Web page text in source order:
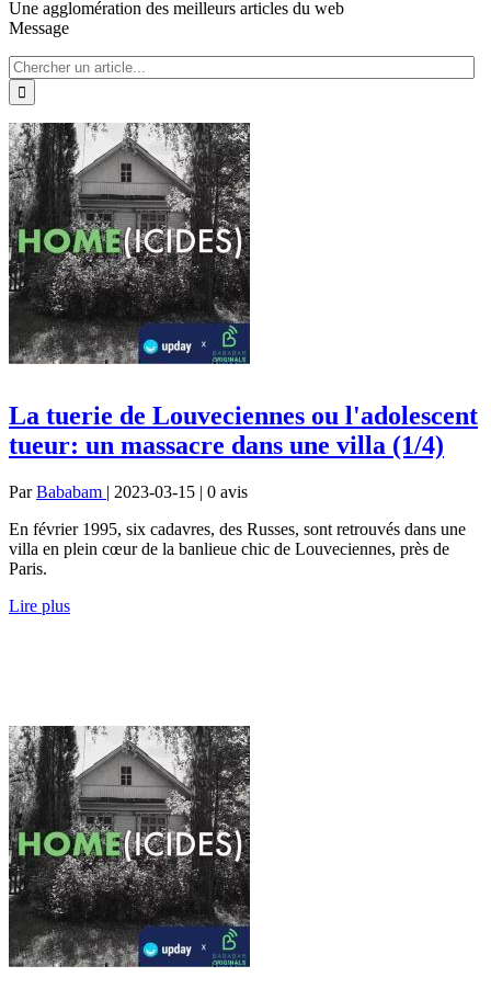
Une agglomération des meilleurs articles du web
Message
La tuerie de Louveciennes ou l'adolescent
tueur: un massacre dans une villa (1/4)
ParBababam | 2023-03-15 | 0 avis
En février 1995, six cadavres, des Russes, sont retrouvés dans une
villa en plein cœur de la banlieue chic de Louveciennes, près de
Paris.
Lire plus